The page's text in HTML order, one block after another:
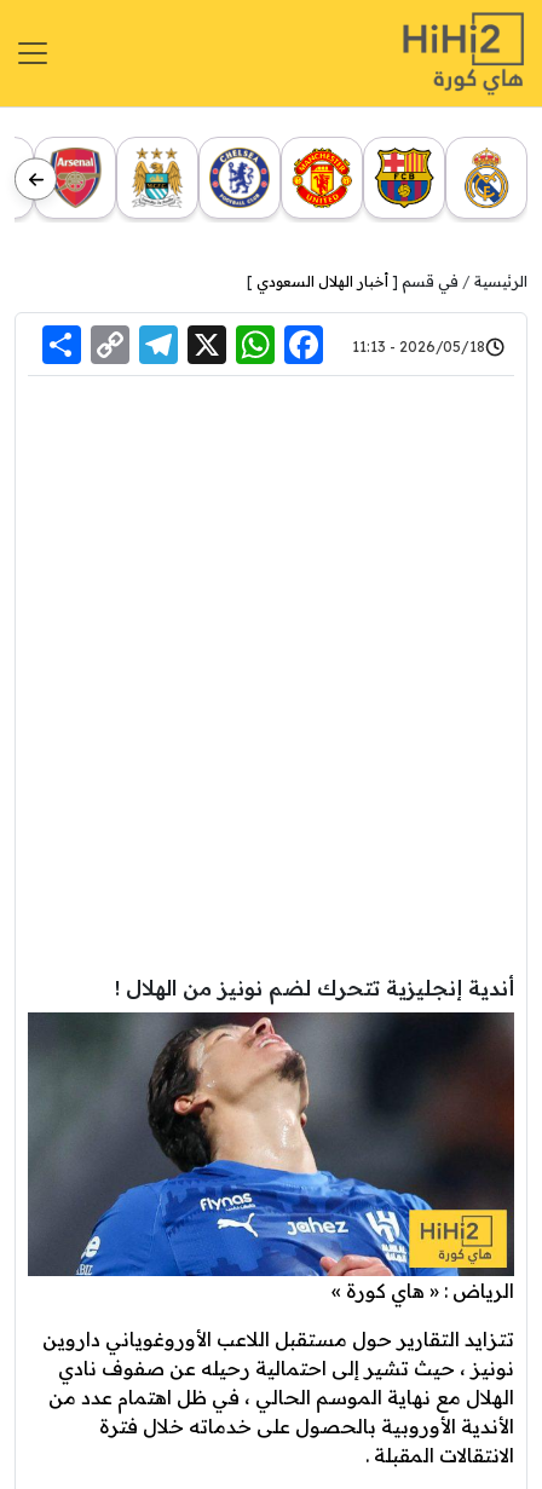
الرئيسية في قسم [ أخبار الهلال السعودي ]
2026/05/18 - 11:13
Facebook
WhatsApp
X
Link
أندية إنجليزية تتحرك لضم نونيز من الهلال !
الرياض : « هاي كورة »
تتزايد التقارير حول مستقبل اللاعب الأوروغوياني داروين
نونيز ، حيث تشير إلى احتمالية رحيله عن صفوف نادي
الهلال مع نهاية الموسم الحالي ، في ظل اهتمام عدد من
الأندية الأوروبية بالحصول على خدماته خلال فترة
الانتقالات المقبلة .